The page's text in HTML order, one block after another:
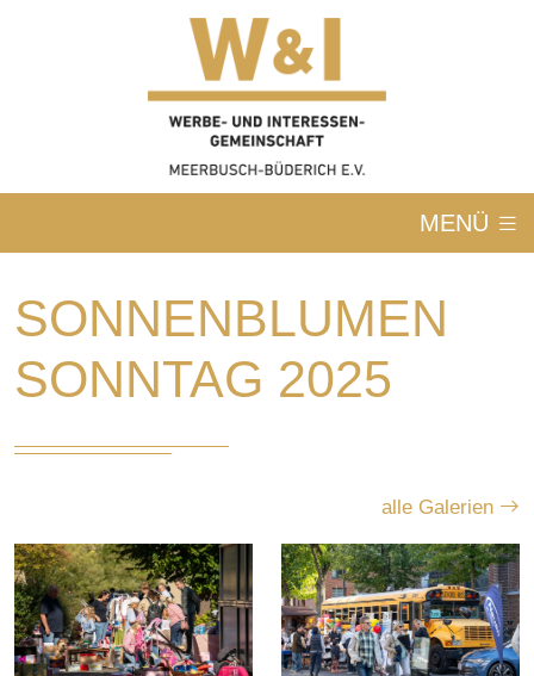
MENÜ
SONNENBLUMEN
SONNTAG 2025
alle Galerien